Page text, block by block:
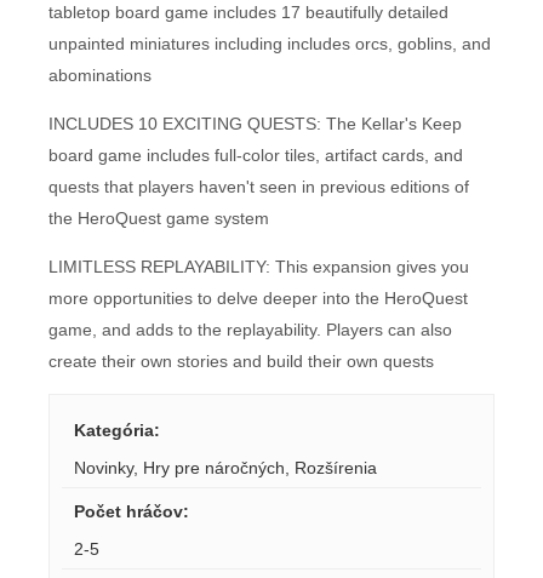
tabletop board game includes 17 beautifully detailed
unpainted miniatures including includes orcs, goblins, and
abominations
INCLUDES 10 EXCITING QUESTS: The Kellar's Keep
board game includes full-color tiles, artifact cards, and
quests that players haven't seen in previous editions of
the HeroQuest game system
LIMITLESS REPLAYABILITY: This expansion gives you
more opportunities to delve deeper into the HeroQuest
game, and adds to the replayability. Players can also
create their own stories and build their own quests
Kategória:
Novinky, Hry pre náročných Rozšírenia
Počet hráčov:
2-5